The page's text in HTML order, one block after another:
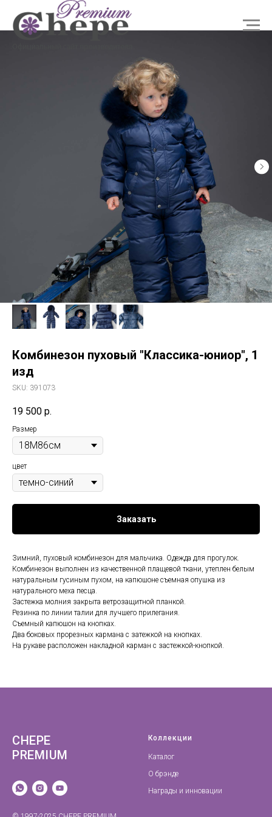
Комбинезон пуховый "Классика-юниор", 1
изд
SKU: 391073
19 500 р.
Размер
цвет
Заказать
Зимний, пуховый комбинезон для мальчика. Одежда для прогулок.
Комбинезон выполнен из качественной плащевой ткани, утеплен белым
натуральным гусиным пухом, на капюшоне съемная опушка из
натурального меха песца.
Застежка молния закрыта ветрозащитной планкой.
Резинка по линии талии для лучшего прилегания.
Съемный капюшон на кнопках.
Два боковых прорезных кармана с затежкой на кнопках.
На рукаве расположен накладной карман с застежкой-кнопкой.
CHEPE
PREMIUM
Коллекции
Каталог
О брэнде
Награды и инновации